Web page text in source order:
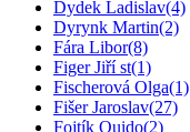
Dydek Ladislav(4)
Dyrynk Martin(2)
Fára Libor(8)
Figer Jiří st(1)
Fischerová Olga(1)
Fišer Jaroslav(27)
Fojtík Quido(2)